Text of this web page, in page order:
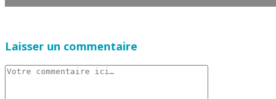
Laisser un commentaire
Comment